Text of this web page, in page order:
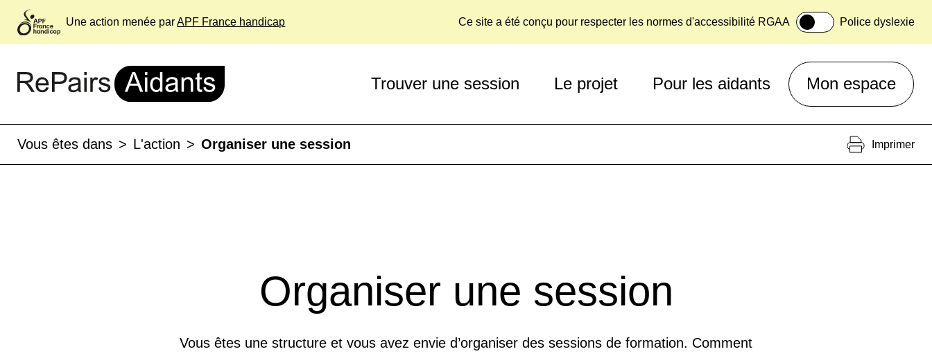
Une action menée parAPF France handicap Ce site a été conçu pour respecter les normes d'accessibilité RGAA Police dyslexie
Trouver une session Le projet Pour les aidants Mon espace
Vous êtes dans > L'action > Organiser une session Imprimer
Organiser une session
Vous êtes une structure et vous avez envie d’organiser des sessions de formation. Comment